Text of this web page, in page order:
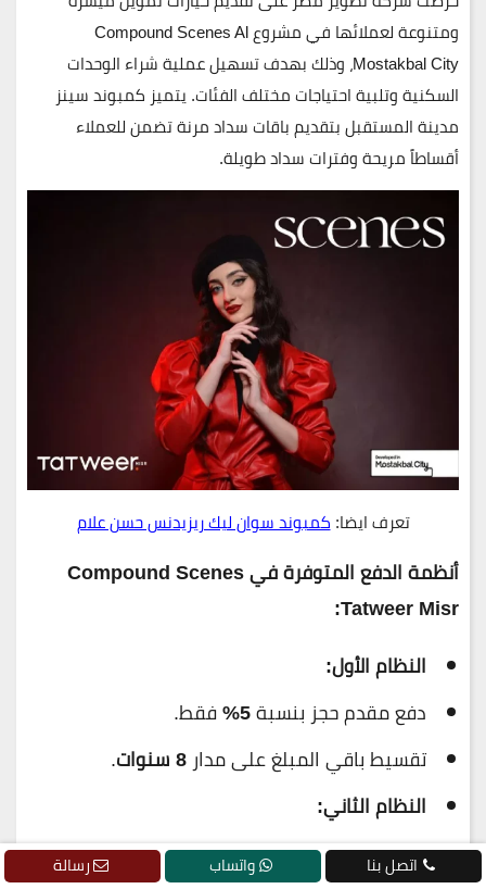
ومتنوعة لعملائها في مشروعCompound Scenes Al
Mostakbal City، وذلك بهدف تسهيل عملية شراء الوحدات
السكنية وتلبية احتياجات مختلف الفئات. يتميز كمبوند سينز
مدينة المستقبلبتقديم باقات سداد مرنة تضمن للعملاء
أقساطاً مريحة وفترات سداد طويلة.
تعرف ايضا:كمبوند سوان ليك ريزيدنس حسن علام
أنظمة الدفع المتوفرة في Compound Scenes
Tatweer Misr:
النظام الأول:
دفع مقدم حجز بنسبة5%
فقط.
تقسيط باقي المبلغ على مدار 8 سنوات
.
النظام الثاني:
دفع مقدم حجز بنسبة5% + دفعة إضافية5%
اتصل بنا واتساب رسالة